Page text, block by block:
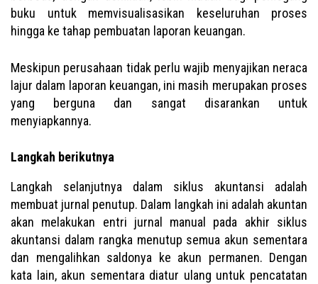
buku untuk memvisualisasikan keseluruhan proses
hingga ke tahap pembuatan laporan keuangan.
Meskipun perusahaan tidak perlu wajib menyajikan neraca
lajur dalam laporan keuangan, ini masih merupakan proses
yang berguna dan sangat disarankan untuk
menyiapkannya.
Langkah berikutnya
Langkah selanjutnya dalam siklus akuntansi adalah
membuat jurnal penutup. Dalam langkah ini adalah akuntan
akan melakukan entri jurnal manual pada akhir siklus
akuntansi dalam rangka menutup semua akun sementara
dan mengalihkan saldonya ke akun permanen. Dengan
kata lain, akun sementara diatur ulang untuk pencatatan